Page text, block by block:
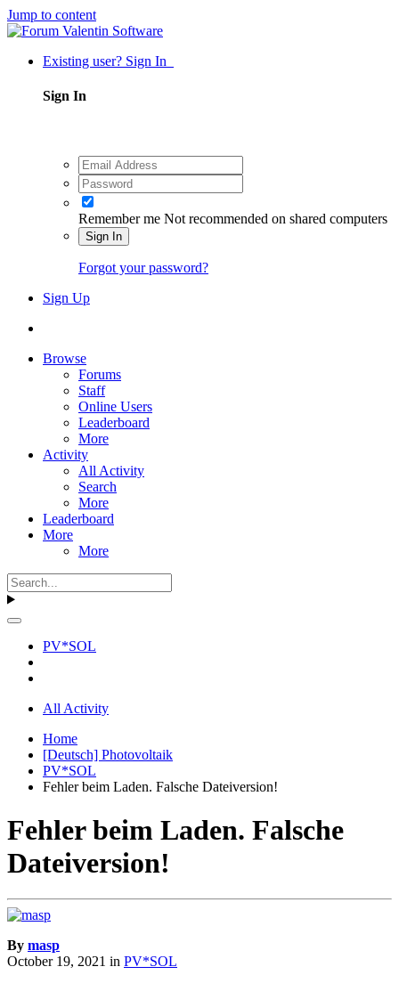
Jump to content
Existing user? Sign In
Sign In
Remember me Not recommended on shared computers
Sign In
Forgot your password?
Sign Up
Browse
Forums
Staff
Online Users
Leaderboard
More
Activity
All Activity
Search
More
Leaderboard
More
More
PV*SOL
All Activity
Home
[Deutsch] Photovoltaik
PV*SOL
Fehler beim Laden. Falsche Dateiversion!
Fehler beim Laden. Falsche
Dateiversion!
By masp
October 19, 2021 in PV*SOL